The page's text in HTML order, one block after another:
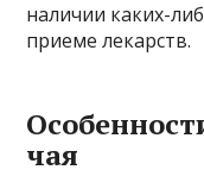
наличии каких-
приеме лекарств.
чая